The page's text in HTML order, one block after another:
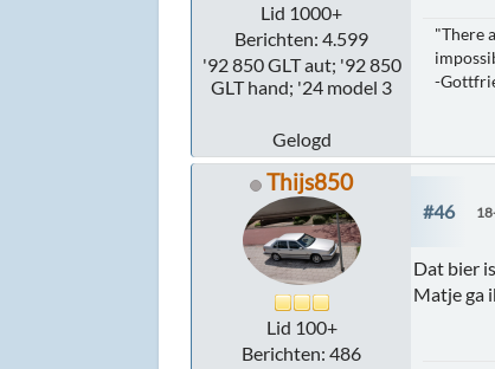
Lid 1000+
Berichten: 4.599
'92 850 GLT aut; '92 850
GLT hand; '24 model 3
Gelogd
"There
-
Thijs850
Lid 100+
Berichten: 486
#46
Dat bier
Matje ga